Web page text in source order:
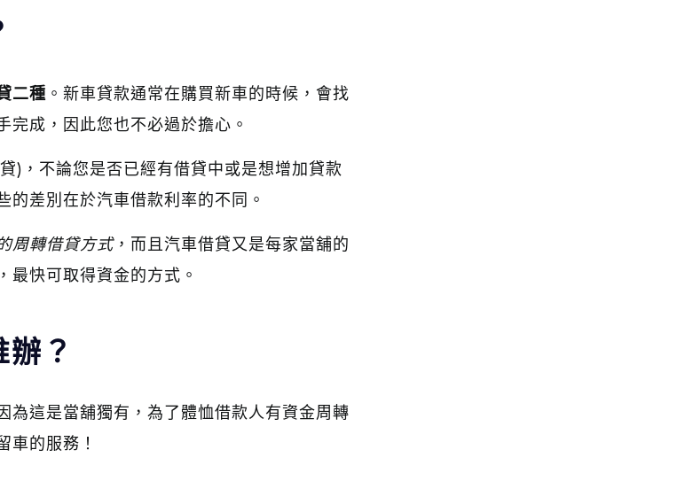
二種 。新車貸款通常在購買新車的時候，會找
成，因此您也不必過於擔心。
)，不論您是否已經有借貸中或是想增加貸款
的差別在於汽車借款利率的不同。
周轉借貸方式，而且汽車借貸又是每家當舖的
最快可取得資金的方式。
？
為這是當舖獨有，為了體恤借款人有資金周轉
車的服務！